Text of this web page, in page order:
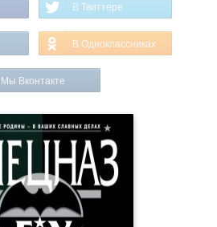
В Твиттере
В Одноклассниках
Мы Вконтакте